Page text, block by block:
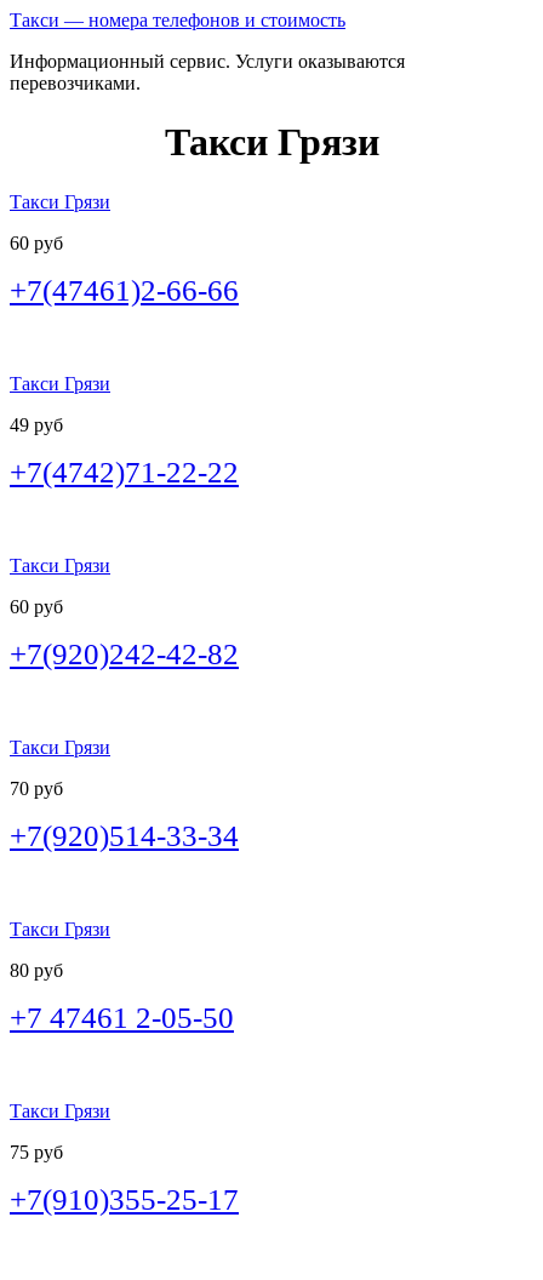
Такси — номера телефонов и стоимость
Информационный сервис. Услуги оказываются
перевозчиками.
Такси Грязи
Такси Грязи
60 руб
+7(47461)2-66-66
Такси Грязи
49 руб
+7(4742)71-22-22
Такси Грязи
60 руб
+7(920)242-42-82
Такси Грязи
70 руб
+7(920)514-33-34
Такси Грязи
80 руб
+7 47461 2-05-50
Такси Грязи
75 руб
+7(910)355-25-17